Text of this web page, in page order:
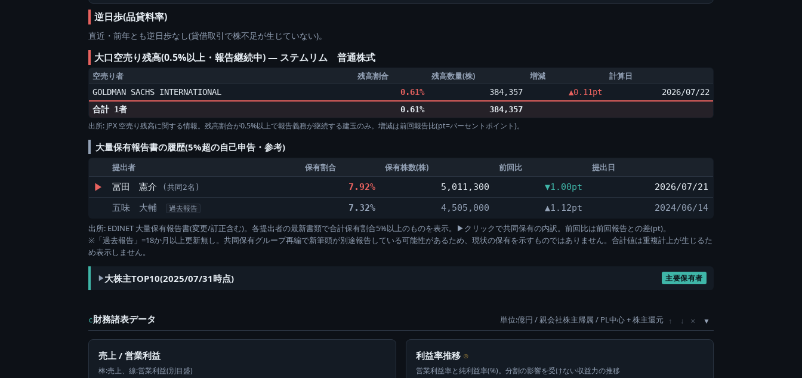
逆日歩(品貸料率)
直近・前年とも逆日歩なし(貸借取引で株不足が生じていない)。
大口空売り残高(0.5%以上・報告継続中) ― ステムリム 普通株式
空売り者 残高割合 残高数量(株) 増減 計算日
GOLDMAN SACHS INTERNATIONAL 0.61% 384,357 ▲0.11pt
2026/07/22
合計 1者
0.61% 384,357
出所: JPX 空売り残高に関する情報。残高割合が0.5%以上で報告義務が継続する建玉のみ。増減は前回報告比(pt=パーセントポイント)。
大量保有報告書の履歴(5%超の自己申告・参考)
提出者 保有割合 保有株数(株) 前回比 提出日
▶ 冨田 憲介 (共同2名) 7.92% 5,011,300 ▼1.00pt
2026/07/21
五味 大輔
過去報告 7.32% 4,505,000 ▲1.12pt
2024/06/14
出所: EDINET 大量保有報告書(変更/訂正含む)。各提出者の最新書類で合計保有割合5%以上のものを表示。▶クリックで共同保有の内訳。前回比は前回報告との差(pt)。
※「過去報告」=18か月以上更新無し。共同保有グループ再編で新筆頭が別途報告している可能性があるため、現状の保有を示すものではありません。合計値は重複計上が生じるた
め表示しません。
大株主TOP10(2025/07/31時点) 主要保有者
c財務諸表データ 単位:億円 / 親会社株主帰属 / PL中心 + 株主還元 ↑ ↓ ×
売上 / 営業利益
棒:売上、線:営業利益(別目盛)
利益率推移 ⊙
営業利益率と純利益率(%)。分割の影響を受けない収益力の推移